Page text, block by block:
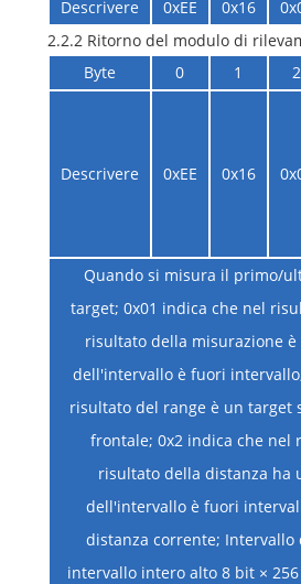
Descrivere
0xEE 0x16
2.2.2 Ritorno del modulo di
Byte
0 1 2
Descrivere 0xEE 0x16
Quando si misura il primo/
target; 0x01 indica che nel
risultato della misurazione
dell'intervallo è fuori
risultato del range è un target
frontale; 0x2 indica che nel
risultato della distanza ha
dell'intervallo è fuori
distanza corrente; Intervallo
intervallo intero alto 8 bit ×